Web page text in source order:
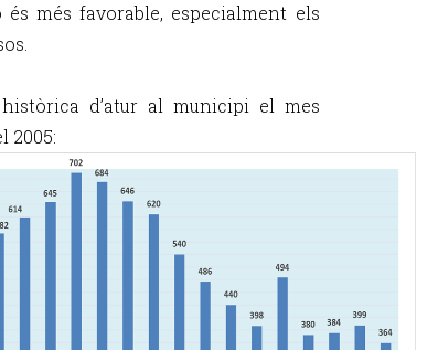
és més favorable, especialment els
d’atur al municipi el mes
2005: